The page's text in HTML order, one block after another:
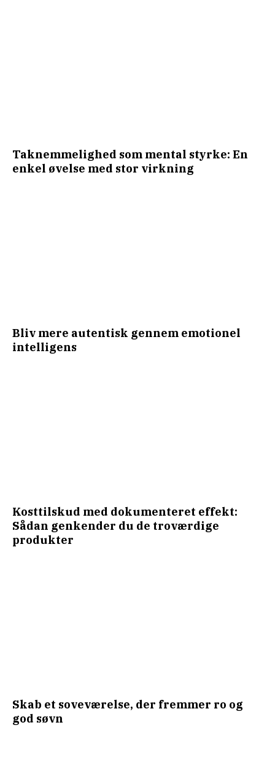
Taknemmelighed som mental styrke: En
enkel øvelse med stor virkning
Bliv mere autentisk gennem emotionel
intelligens
Kosttilskud med dokumenteret effekt:
Sådan genkender du de troværdige
produkter
Skab et soveværelse, der fremmer ro og
god søvn